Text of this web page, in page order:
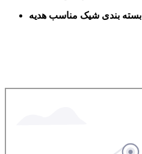
بسته بندی شیک مناسب هدیه